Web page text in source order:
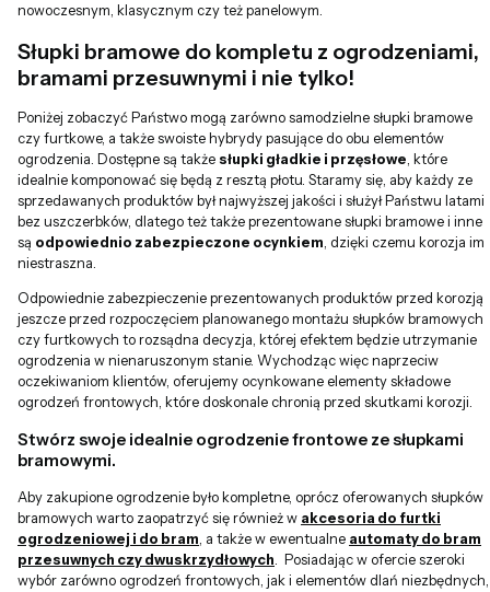
nowoczesnym, klasycznym czy też panelowym.
Słupki bramowe do kompletu z ogrodzeniami,
bramami przesuwnymi i nie tylko!
Poniżej zobaczyć Państwo mogą zarówno samodzielne słupki bramowe
czy furtkowe, a także swoiste hybrydy pasujące do obu elementów
ogrodzenia. Dostępne są także słupki gładkie i przęsłowe, które
idealnie komponować się będą z resztą płotu. Staramy się, aby każdy ze
sprzedawanych produktów był najwyższej jakości i służył Państwu latami
bez uszczerbków, dlatego też także prezentowane słupki bramowe i inne
są odpowiednio zabezpieczone ocynkiem, dzięki czemu korozja im
niestraszna.
Odpowiednie zabezpieczenie prezentowanych produktów przed korozją
jeszcze przed rozpoczęciem planowanego montażu słupków bramowych
czy furtkowych to rozsądna decyzja, której efektem będzie utrzymanie
ogrodzenia w nienaruszonym stanie. Wychodząc więc naprzeciw
oczekiwaniom klientów, oferujemy ocynkowane elementy składowe
ogrodzeń frontowych, które doskonale chronią przed skutkami korozji.
Stwórz swoje idealnie ogrodzenie frontowe ze słupkami
bramowymi.
Aby zakupione ogrodzenie było kompletne, oprócz oferowanych słupków
bramowych warto zaopatrzyć się również w akcesoria do furtki
ogrodzeniowej i do bram, a także w ewentualne automaty do bram
przesuwnych czy dwuskrzydłowych. Posiadając w ofercie szeroki
wybór zarówno ogrodzeń frontowych, jak i elementów dlań niezbędnych,